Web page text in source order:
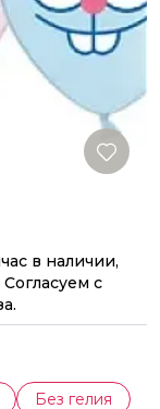
в наличии,
с
Без гелия